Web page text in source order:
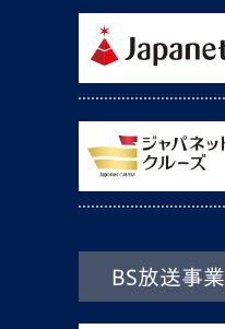
BS放送事業